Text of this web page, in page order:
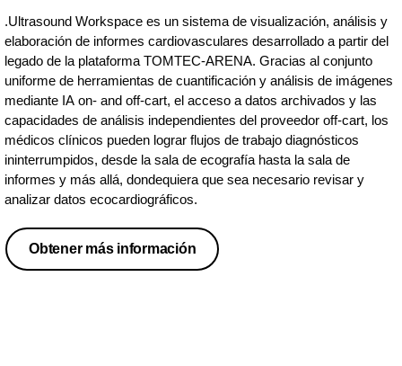
.Ultrasound Workspace es un sistema de visualización, análisis y
elaboración de informes cardiovasculares desarrollado a partir del
legado de la plataforma TOMTEC-ARENA. Gracias al conjunto
uniforme de herramientas de cuantificación y análisis de imágenes
mediante IA on- and off-cart, el acceso a datos archivados y las
capacidades de análisis independientes del proveedor off-cart, los
médicos clínicos pueden lograr flujos de trabajo diagnósticos
ininterrumpidos, desde la sala de ecografía hasta la sala de
informes y más allá, dondequiera que sea necesario revisar y
analizar datos ecocardiográficos.
Obtener más información